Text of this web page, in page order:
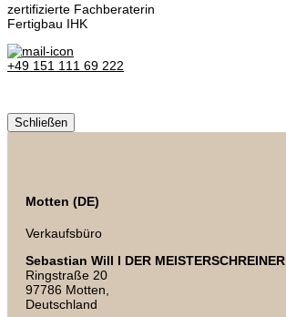
zertifizierte Fachberaterin
Fertigbau IHK
+49 151 111 69 222
Schließen
Motten (DE)
Verkaufsbüro
Sebastian Will I DER MEISTERSCHREINER
Ringstraße 20
97786 Motten,
Deutschland